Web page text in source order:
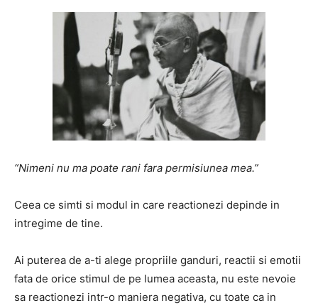
“Nimeni nu ma poate rani fara permisiunea mea.”
Ceea ce simti si modul in care reactionezi depinde in
intregime de tine.
Ai puterea de a-ti alege propriile ganduri, reactii si emotii
fata de orice stimul de pe lumea aceasta, nu este nevoie
sa reactionezi intr-o maniera negativa, cu toate ca in